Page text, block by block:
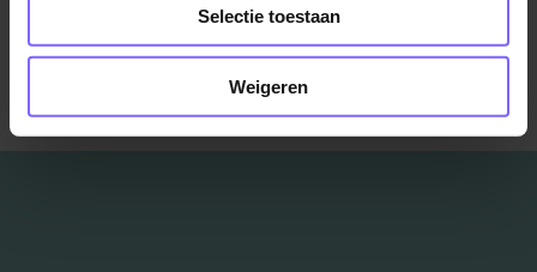
Selectie toestaan
Weigeren